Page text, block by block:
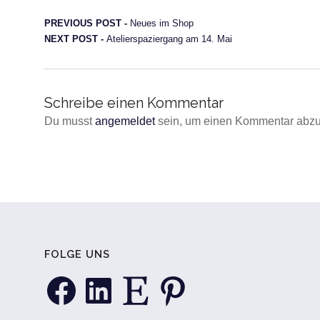
Beitragsnavigation
PREVIOUS POST - Previous post:
Neues im Shop
NEXT POST - Next post:
Atelierspaziergang am 14. Mai
Schreibe einen Kommentar
Du musstangemeldetsein, um einen Kommentar
FOLGE UNS
FacebookLinkedIn Etsy Pinterest